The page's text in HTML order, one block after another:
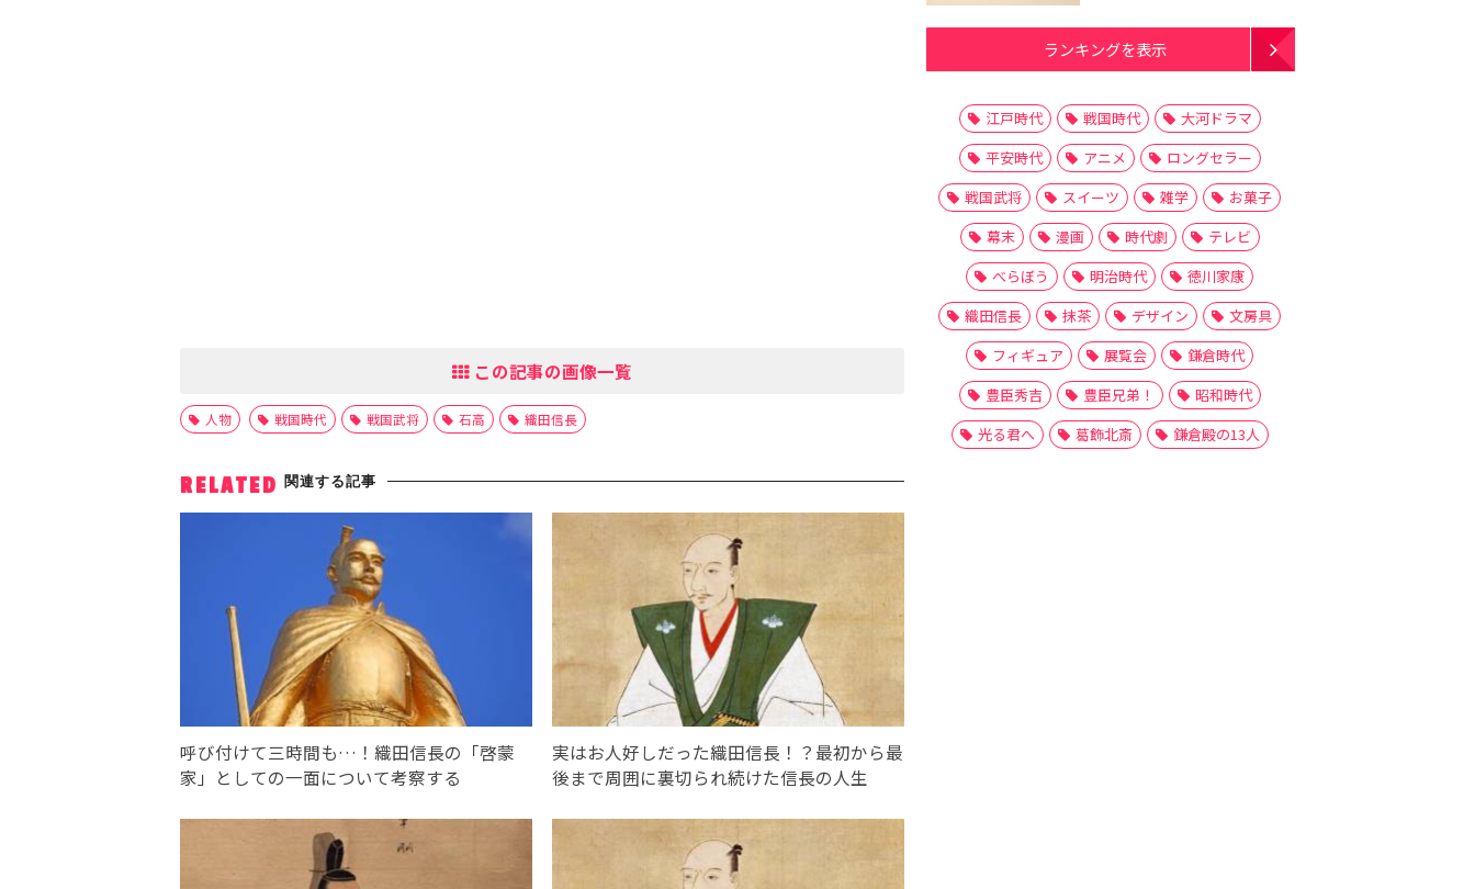
この記事の画像一覧
人物 戦国時代 戦国武将 石高 織田信長
RELATED 関連する記事
呼び付けて三時間も…！織田信長の「啓蒙
家」としての一面について考察する
実はお人好しだった織田信長！？最初から最
後まで周囲に裏切られ続けた信長の人生
ランキングを表示
江戸時代 戦国時代
大河ドラマ
平安時代
アニメ
ロングセラー
戦国武将
スイーツ 雑学
お菓子
幕末
漫画 時代劇
テレビ
べらぼう
明治時代
徳川家康
織田信長
抹茶 デザイン
文房具
フィギュア
展覧会
鎌倉時代
豊臣秀吉
豊臣兄弟！
昭和時代
光る君へ
葛飾北斎 鎌倉殿の13人